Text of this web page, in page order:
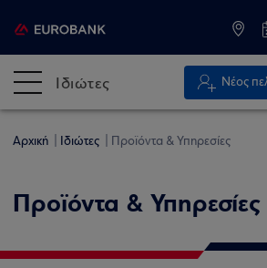
Ιδιώτες Νέος
Αρχική Ιδιώτες Προϊόντα & Υπηρεσίες
Προϊόντα & Υπηρεσίες